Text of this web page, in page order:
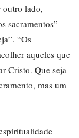
outro lado,
sacramentos”
“Os
aqueles que
Cristo. Que seja
mas um